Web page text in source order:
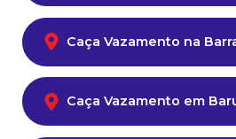
Caça Vazamento na
Caça Vazamento em